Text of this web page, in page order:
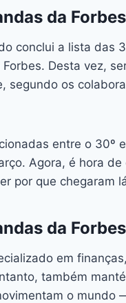
ai
l
p
y
Li
n
k
da
conclui a lista das
Desta vez,
segundo os
entre o 30º
Agora, é hora
por que chegaram
da
em
também
o mundo